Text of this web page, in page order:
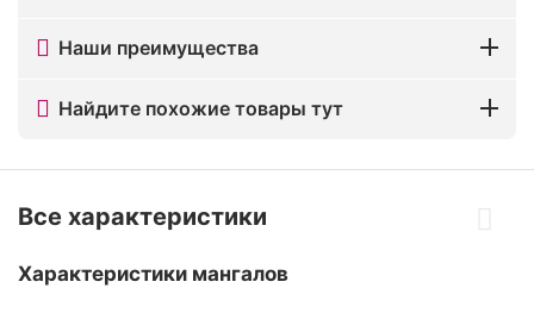
Наши преимущества
Найдите похожие товары тут
Все характеристики
Характеристики мангалов